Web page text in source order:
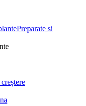
Preparate si